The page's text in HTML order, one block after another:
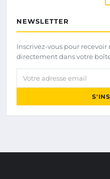
NEWSLETTER
Inscrivez-vous pour recevoir
directement dans votre
Votre adresse email